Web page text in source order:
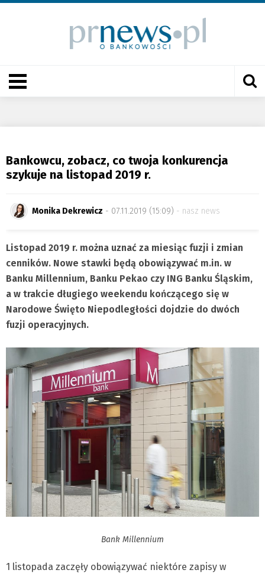
Bankowcu, zobacz, co twoja konkurencja
szykuje na listopad 2019 r.
Monika Dekrewicz - 07.11.2019 (15:09) nasz news
Listopad 2019 r. można uznać za miesiąc fuzji i zmian
cenników. Nowe stawki będą obowiązywać m.in. w
Banku Millennium, Banku Pekao czy ING Banku Śląskim,
a w trakcie długiego weekendu kończącego się w
Narodowe Święto Niepodległości dojdzie do dwóch
fuzji operacyjnych.
Bank Millennium
1 listopada zaczęły obowiązywać niektóre zapisy w